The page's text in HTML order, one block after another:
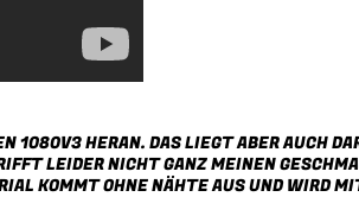
1080V3 HERAN. DAS LIEGT ABER AUCH
LEIDER NICHT GANZ MEINEN
KOMMT OHNE NÄHTE AUS UND WIRD